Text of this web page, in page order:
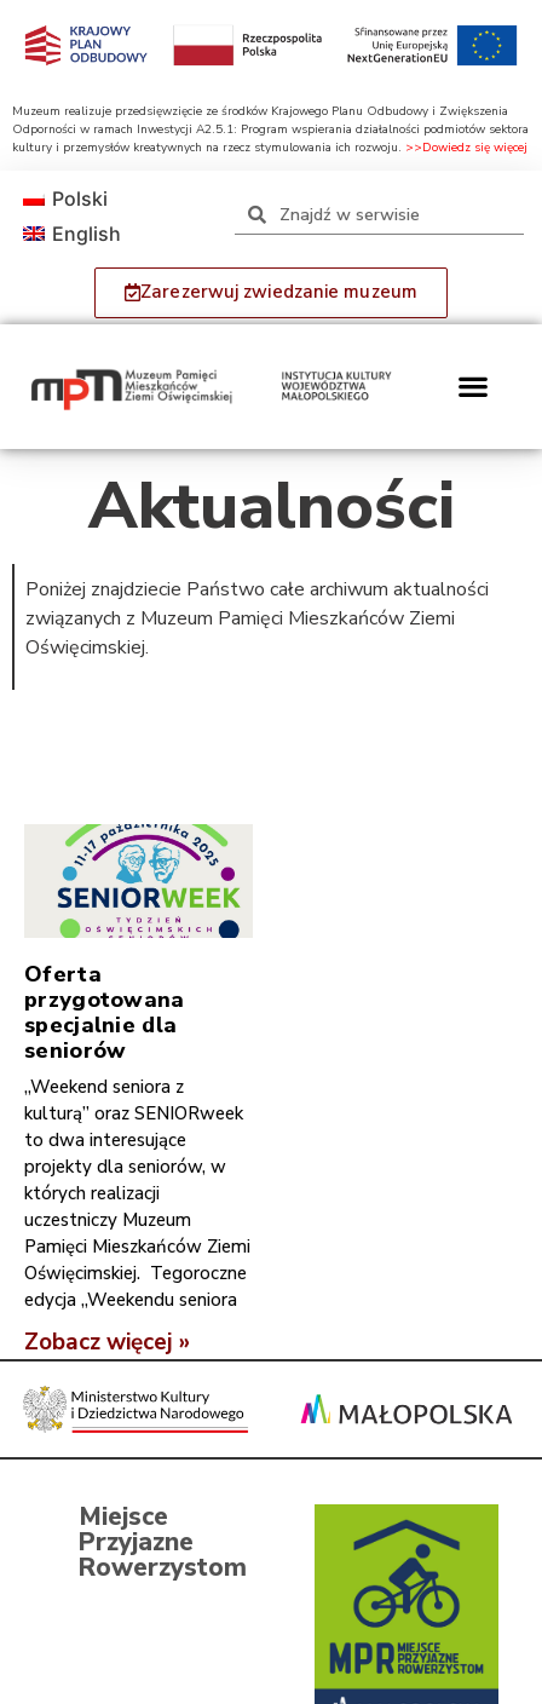
Muzeum realizuje przedsięwzięcie ze środków Krajowego Planu Odbudowy i Zwiększenia
Odporności w ramach Inwestycji A2.5.1: Program wspierania działalności podmiotów sektora
kultury i przemysłów kreatywnych na rzecz stymulowania ich rozwoju. >>Dowiedz się więcej
Zarezerwuj zwiedzanie muzeum
Polski
English
Aktualności
Poniżej znajdziecie Państwo całe archiwum aktualności
związanych z Muzeum Pamięci Mieszkańców Ziemi
Oświęcimskiej.
Oferta
przygotowana
specjalnie dla
seniorów
„Weekend seniora z
kulturą” oraz SENIORweek
to dwa interesujące
projekty dla seniorów, w
których realizacji
uczestniczy Muzeum
Pamięci Mieszkańców Ziemi
Oświęcimskiej. Tegoroczne
edycja „Weekendu seniora
Zobacz więcej »
Miejsce
Przyjazne
Rowerzystom